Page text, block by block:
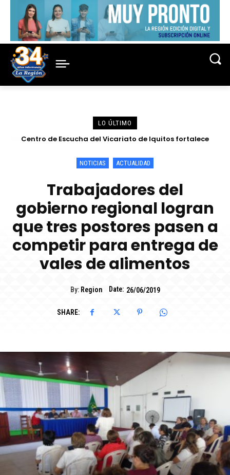
LO ÚLTIMO
Centro de Escucha del Vicariato de Iquitos fortalece
NOTICIAS ACTUALIDAD
Trabajadores del
gobierno regional logran
que tres postores pasen a
competir para entrega de
vales de alimentos
By: Region Date: 26/06/2019
SHARE: